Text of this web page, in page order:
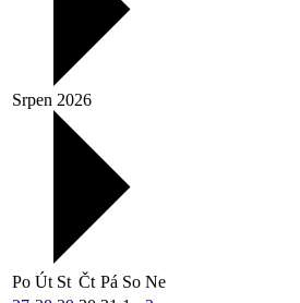
Srpen 2026
Po Út St Čt Pá So Ne